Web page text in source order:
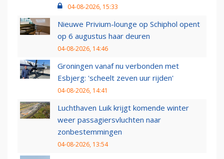
04-08-2026, 15:33
Nieuwe Privium-lounge op Schiphol opent
op 6 augustus haar deuren
04-08-2026, 14:46
Groningen vanaf nu verbonden met
Esbjerg: 'scheelt zeven uur rijden'
04-08-2026, 14:41
Luchthaven Luik krijgt komende winter
weer passagiersvluchten naar
zonbestemmingen
04-08-2026, 13:54